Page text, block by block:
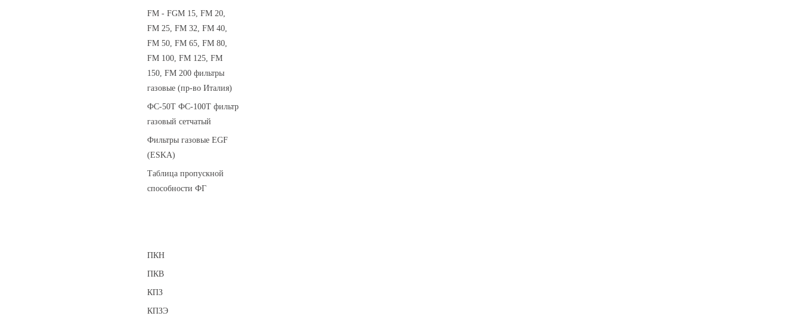
FM - FGM 15, FM 20,
FM 25, FM 32, FM 40,
FM 50, FM 65, FM 80,
FM 100, FM 125, FM
150, FM 200 фильтры
газовые (пр-во Италия)
ФС-50Т ФС-100Т фильтр
газовый сетчатый
Фильтры газовые EGF
(ESKA)
Таблица пропускной
способности ФГ
ПКН
ПКВ
КПЗ
КПЗЭ